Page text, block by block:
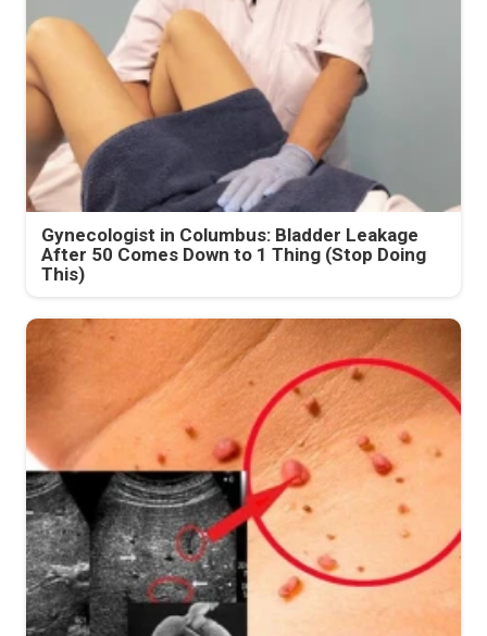
Gynecologist in Columbus: Bladder Leakage
After 50 Comes Down to 1 Thing (Stop Doing
This)